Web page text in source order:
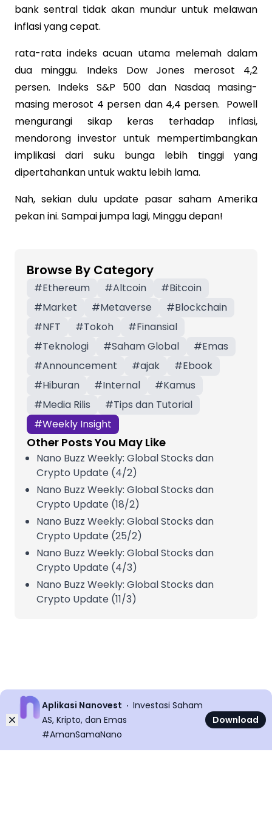
bank sentral tidak akan mundur untuk melawan
inflasi yang cepat.
rata-rata indeks acuan utama melemah dalam
dua minggu. Indeks Dow Jones merosot 4,2
persen. Indeks S&P 500 dan Nasdaq masing-
masing merosot 4 persen dan 4,4 persen. Powell
mengurangi sikap keras terhadap inflasi,
mendorong investor untuk mempertimbangkan
implikasi dari suku bunga lebih tinggi yang
dipertahankan untuk waktu lebih lama.
Nah, sekian dulu update pasar saham Amerika
pekan ini. Sampai jumpa lagi, Minggu depan!
Browse By Category
#Ethereum #Altcoin #Bitcoin
#Market #Metaverse #Blockchain
#NFT #Tokoh #Finansial
#Teknologi #Saham Global #Emas
#Announcement #ajak #Ebook
#Hiburan #Internal #Kamus
#Media Rilis #Tips dan Tutorial
#Weekly Insight
Other Posts You May Like
Nano Buzz Weekly: Global Stocks dan
Crypto Update (4/2)
Nano Buzz Weekly: Global Stocks dan
Crypto Update (18/2)
Nano Buzz Weekly: Global Stocks dan
Crypto Update (25/2)
Nano Buzz Weekly: Global Stocks dan
Crypto Update (4/3)
Nano Buzz Weekly: Global Stocks dan
Crypto Update (11/3)
Dismiss
Aplikasi Nanovest
Investasi Saham
AS, Kripto, dan Emas
#AmanSamaNano
Download